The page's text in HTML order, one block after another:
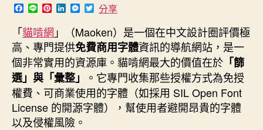
F
a
c
e
b
o
o
k
L
n
e
P
n
t
e
r
e
s
L
e
d
I
n
M
e
s
s
e
n
g
T
w
t
t
e
r
分享
「貓啃網 」（Maoken）是一個在中文設計圈評價極
高、專門提供免費商用字體資訊的導航網站，是一
個非常實用的資源庫。貓啃網最大的價值在於 「篩
選」與「彙整」
。它專門收集那些授權方式為免授
權費、可商業使用的字體（如採用 SIL Open Font
License 的開源字體），幫使用者避開昂貴的字體
以及侵權風險。